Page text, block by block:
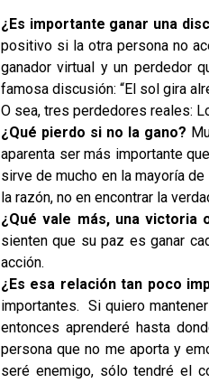
¿Es importante ganar una
positivo si la otra persona no
ganador virtual y un perdedor
famosa discusión: “El sol gira
O sea, tres perdedores reales:
¿Qué pierdo si no la gano?
aparenta ser más importante
sirve de mucho en la mayoría
la razón, no en encontrar la
¿Qué vale más, una victoria
sienten que su paz es ganar
acción.
¿Es esa relación tan poco
importantes. Si quiero
entonces aprenderé hasta
persona que no me aporta y
seré enemigo, sólo tendré el